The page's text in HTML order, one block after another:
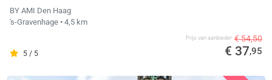
BY AMI Den Haag
's-Gravenhage • 4,5 km
5 / 5
Prijs van aanbieder € 54,50
€ 37,95